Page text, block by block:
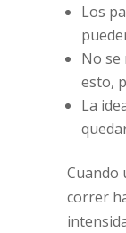
Los
No se
esto,
La
Cuando
correr